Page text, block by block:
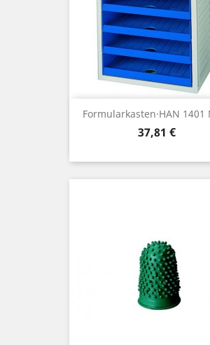
Formularkasten·HAN 1401
Preis
37,81 €